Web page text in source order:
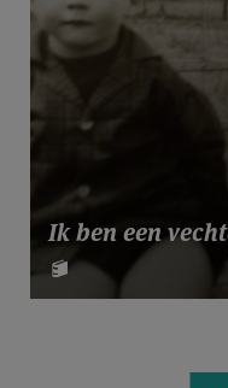
Ik ben een